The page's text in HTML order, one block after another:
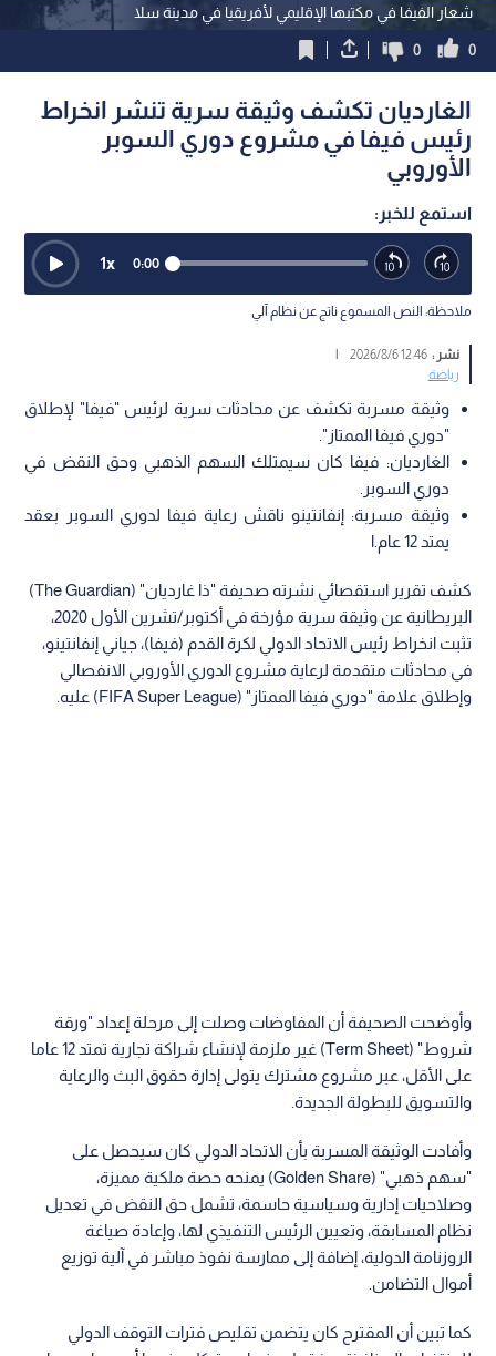
شعار الفيفا في مكتبها الإقليمي لأفريقيا في مدينة سلا
0
0
الغارديان تكشف وثيقة سرية تنشر انخراط
رئيس فيفا في مشروع دوري السوبر
الأوروبي
استمع للخبر:
0:00
1x
ملاحظة: النص المسموع ناتج عن نظام آلي
نشر :12:46 2026/8/6
|
رياضة
وثيقة مسربة تكشف عن محادثات سرية لرئيس "فيفا" لإطلاق
"دوري فيفا الممتاز".
الغارديان: فيفا كان سيمتلك السهم الذهبي وحق النقض في
دوري السوبر.
وثيقة مسربة: إنفانتينو ناقش رعاية فيفا لدوري السوبر بعقد
يمتد 12 عام.ا
كشف تقرير استقصائي نشرته صحيفة "ذا غارديان" (The Guardian)
البريطانية عن وثيقة سرية مؤرخة في أكتوبر/تشرين الأول 2020،
تثبت انخراط رئيس الاتحاد الدولي لكرة القدم (فيفا)، جياني إنفانتينو،
في محادثات متقدمة لرعاية مشروع الدوري الأوروبي الانفصالي
وإطلاق علامة "دوري فيفا الممتاز" (FIFA Super League) عليه.
وأوضحت الصحيفة أن المفاوضات وصلت إلى مرحلة إعداد "ورقة
شروط" (Term Sheet) غير ملزمة لإنشاء شراكة تجارية تمتد 12 عاما
على الأقل، عبر مشروع مشترك يتولى إدارة حقوق البث والرعاية
والتسويق للبطولة الجديدة.
وأفادت الوثيقة المسربة بأن الاتحاد الدولي كان سيحصل على
"سهم ذهبي" (Golden Share) يمنحه حصة ملكية مميزة،
وصلاحيات إدارية وسياسية حاسمة، تشمل حق النقض في تعديل
نظام المسابقة، وتعيين الرئيس التنفيذي لها، وإعادة صياغة
الروزنامة الدولية، إضافة إلى ممارسة نفوذ مباشر في آلية توزيع
أموال التضامن.
كما تبين أن المقترح كان يتضمن تقليص فترات التوقف الدولي